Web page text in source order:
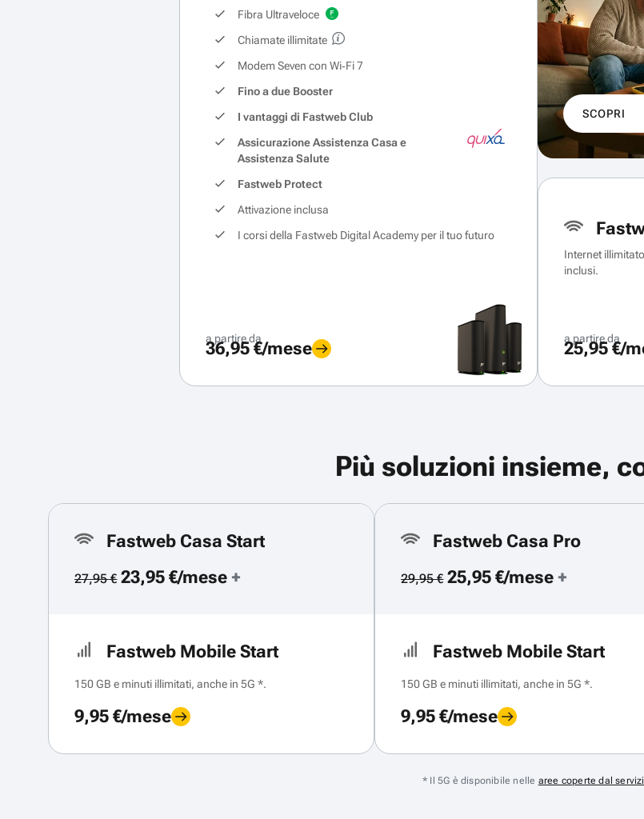
Fibra Ultraveloce
Chiamate illimitate
Modem Seven con Wi‑Fi 7
Fino a due Booster
I vantaggi di Fastweb Club
Assicurazione Assistenza Casa e
Assistenza Salute
Fastweb Protect
Attivazione inclusa
I corsi della Fastweb Digital Academy per il tuo futuro
a partire da
36,95 €/mese
SCOPRI
Internet illimitato
inclusi.
a partire da
25,95 €/
Più soluzioni insieme,
Fastweb Casa Start
27,95 €23,95 €/mese +
Fastweb Mobile Start
150 GB e minuti illimitati, anche in 5G *.
9,95 €/mese
Fastweb Casa Pro
29,95 €25,95 €/mese +
Fastweb Mobile Start
150 GB e minuti illimitati, anche in 5G *.
9,95 €/mese
* Il 5G è disponibile nelle aree coperte dal